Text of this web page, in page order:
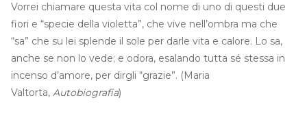
Vorrei chiamare questa vita col nome di uno di questi due
fio­ri e “specie della violetta”, che vive nell’ombra ma che
“sa” che su lei splende il sole per darle vita e calore. Lo sa,
anche se non lo ve­de; e odora, esalando tutta sé stessa in
incenso d’amore, per dir­gli “grazie”. (Maria
Valtorta, Autobiografia)